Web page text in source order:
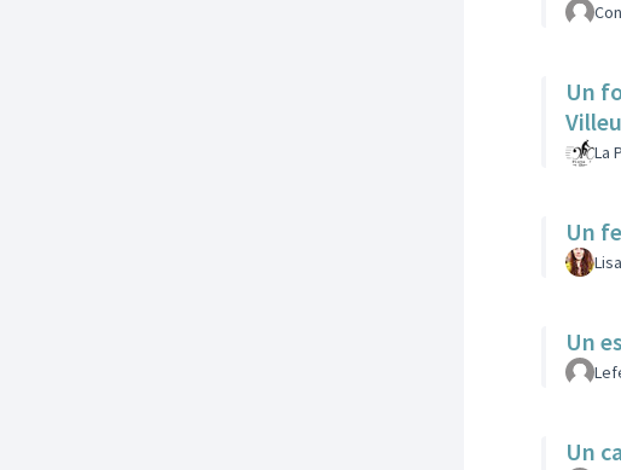
Un
La
Un
Un
Un